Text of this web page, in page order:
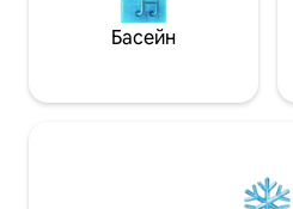
Басейн